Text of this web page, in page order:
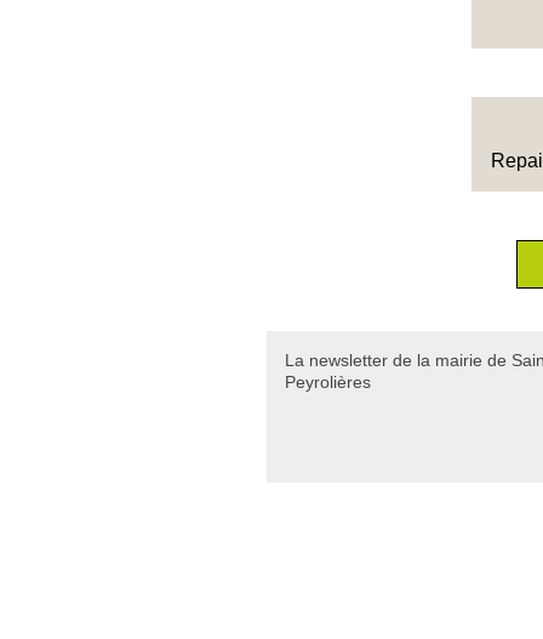
La newsletter de la mairie de
Peyrolières